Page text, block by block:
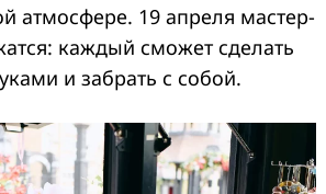
атмосфере. 19 апреля мастер-
каждый сможет сделать
и забрать с собой.